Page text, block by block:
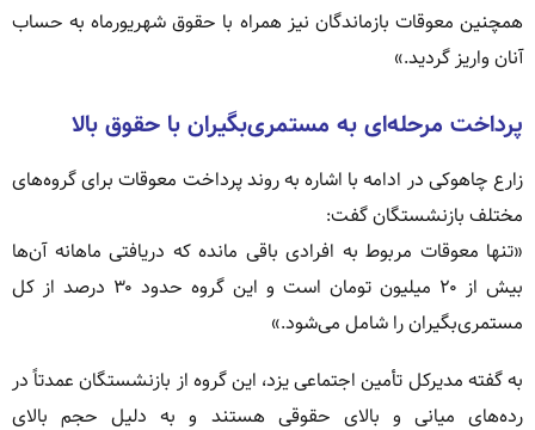
همچنین معوقات بازماندگان نیز همراه با حقوق شهریورماه به حساب
آنان واریز گردید.»
پرداخت مرحله‌ای به مستمری‌بگیران با حقوق بالا
زارع چاهوکی در ادامه با اشاره به روند پرداخت معوقات برای گروه‌های
مختلف بازنشستگان گفت:
«تنها معوقات مربوط به افرادی باقی مانده که دریافتی ماهانه آن‌ها
بیش از ۲۰ میلیون تومان است و این گروه حدود ۳۰ درصد از کل
مستمری‌بگیران را شامل می‌شود.»
به گفته مدیرکل تأمین اجتماعی یزد، این گروه از بازنشستگان عمدتاً در
رده‌های میانی و بالای حقوقی هستند و به دلیل حجم بالای